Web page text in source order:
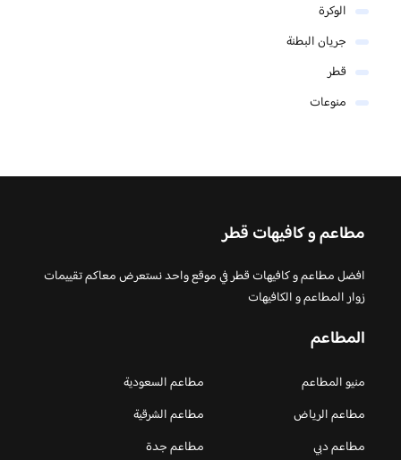
الوكرة
جريان البطنة
قطر
منوعات
مطاعم و كافيهات قطر
افضل مطاعم و كافيهات قطر في موقع واحد نستعرض معاكم تقييمات
زوار المطاعم و الكافيهات
المطاعم
منيو المطاعم
مطاعم السعودية
مطاعم الرياض
مطاعم الشرقية
مطاعم دبي
مطاعم جدة